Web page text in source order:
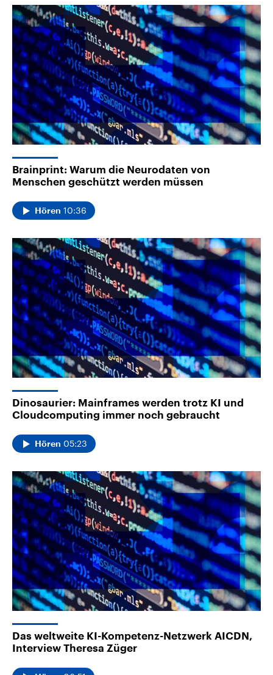
Brainprint: Warum die Neurodaten von
Menschen geschützt werden müssen
Hören 10:36
Dinosaurier: Mainframes werden trotz KI und
Cloudcomputing immer noch gebraucht
Hören 05:23
Das weltweite KI-Kompetenz-Netzwerk AICDN,
Interview Theresa Züger